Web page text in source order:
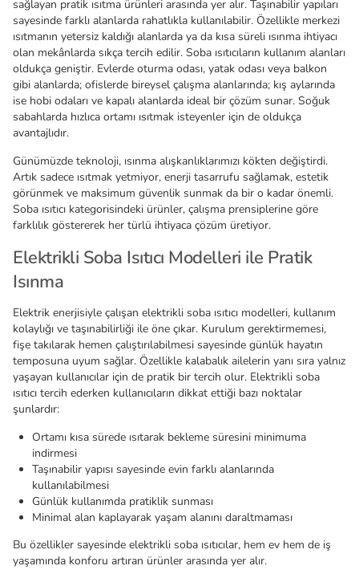
sağlayan pratik ısıtma ürünleri arasında yer alır. Taşınabilir yapıları
sayesinde farklı alanlarda rahatlıkla kullanılabilir. Özellikle merkezi
ısıtmanın yetersiz kaldığı alanlarda ya da kısa süreli ısınma ihtiyacı
olan mekânlarda sıkça tercih edilir. Soba ısıtıcıların kullanım alanları
oldukça geniştir. Evlerde oturma odası, yatak odası veya balkon
gibi alanlarda; ofislerde bireysel çalışma alanlarında; kış aylarında
ise hobi odaları ve kapalı alanlarda ideal bir çözüm sunar. Soğuk
sabahlarda hızlıca ortamı ısıtmak isteyenler için de oldukça
avantajlıdır.
Günümüzde teknoloji, ısınma alışkanlıklarımızı kökten değiştirdi.
Artık sadece ısıtmak yetmiyor, enerji tasarrufu sağlamak, estetik
görünmek ve maksimum güvenlik sunmak da bir o kadar önemli.
Soba ısıtıcı kategorisindeki ürünler, çalışma prensiplerine göre
farklılık göstererek her türlü ihtiyaca çözüm üretiyor.
Elektrikli Soba Isıtıcı Modelleri ile Pratik
Isınma
Elektrik enerjisiyle çalışan elektrikli soba ısıtıcı modelleri, kullanım
kolaylığı ve taşınabilirliği ile öne çıkar. Kurulum gerektirmemesi,
fişe takılarak hemen çalıştırılabilmesi sayesinde günlük hayatın
temposuna uyum sağlar. Özellikle kalabalık ailelerin yanı sıra yalnız
yaşayan kullanıcılar için de pratik bir tercih olur. Elektrikli soba
ısıtıcı tercih ederken kullanıcıların dikkat ettiği bazı noktalar
şunlardır:
Ortamı kısa sürede ısıtarak bekleme süresini minimuma
indirmesi
Taşınabilir yapısı sayesinde evin farklı alanlarında
kullanılabilmesi
Günlük kullanımda pratiklik sunması
Minimal alan kaplayarak yaşam alanını daraltmaması
Bu özellikler sayesinde elektrikli soba ısıtıcılar, hem ev hem de iş
yaşamında konforu artıran ürünler arasında yer alır.